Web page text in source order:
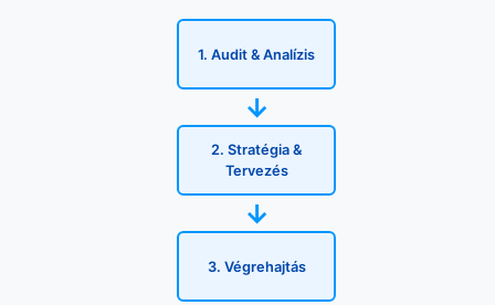
1. Audit & Analízis
→
2. Stratégia &
Tervezés
→
3. Végrehajtás